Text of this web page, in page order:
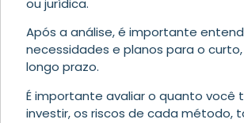
ou jurídica.
Após a análise, é importante
necessidades e planos para o
longo prazo.
É importante avaliar o quanto você
investir, os riscos de cada método,